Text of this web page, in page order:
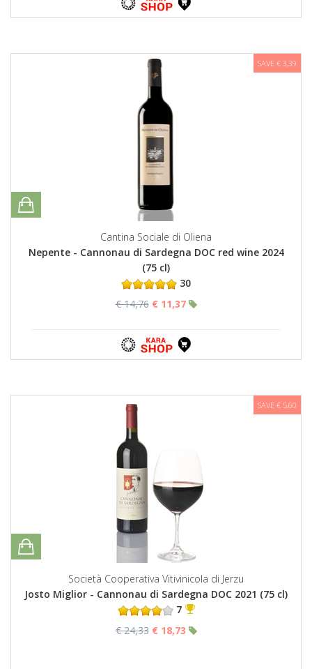
SAVE € 3,39
Cantina Sociale di Oliena
Nepente - Cannonau di Sardegna DOC red wine 2024
(75 cl)
30
€ 14,76 € 11,37
SAVE € 5,60
Società Cooperativa Vitivinicola di Jerzu
Josto Miglior - Cannonau di Sardegna DOC 2021 (75 cl)
7
€ 24,33 € 18,73